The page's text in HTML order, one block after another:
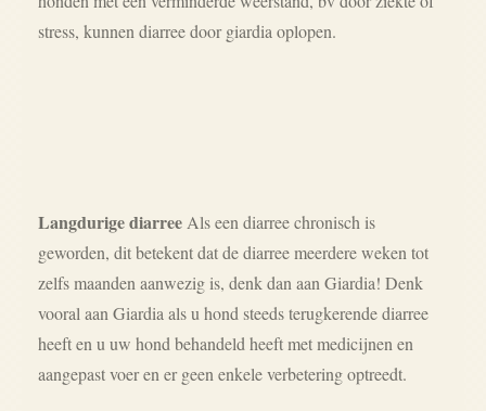
stress, kunnen diarree door giardia oplopen.
Langdurige diarree Als een diarree chronisch is
geworden, dit betekent dat de diarree meerdere weken tot
zelfs maanden aanwezig is, denk dan aan Giardia! Denk
vooral aan Giardia als u hond steeds terugkerende diarree
heeft en u uw hond behandeld heeft met medicijnen en
aangepast voer en er geen enkele verbetering optreedt.